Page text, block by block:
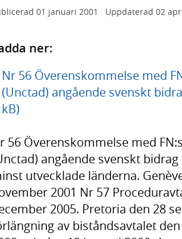
01 januari 2001 Uppdaterad 02
ner:
Nr 56 Överenskommelse med
(Unctad) angående svenskt
kB)
56 Överenskommelse med
angående svenskt
utvecklade länderna.
2001 Nr 57
2005. Pretoria den 28
av biståndsavtalet